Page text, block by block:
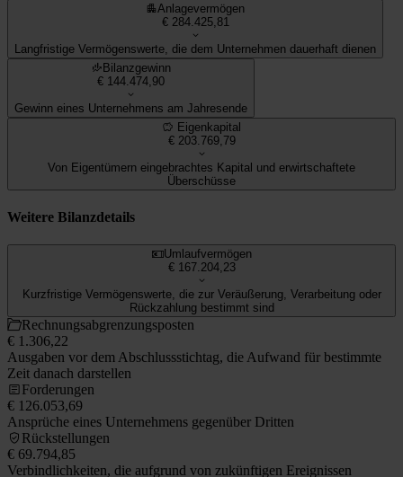
Anlagevermögen
€ 284.425,81
Langfristige Vermögenswerte, die dem Unternehmen dauerhaft dienen
Bilanzgewinn
€ 144.474,90
Gewinn eines Unternehmens am Jahresende
Eigenkapital
€ 203.769,79
Von Eigentümern eingebrachtes Kapital und erwirtschaftete
Überschüsse
Weitere Bilanzdetails
Umlaufvermögen
€ 167.204,23
Kurzfristige Vermögenswerte, die zur Veräußerung, Verarbeitung oder
Rückzahlung bestimmt sind
Rechnungsabgrenzungsposten
€ 1.306,22
Ausgaben vor dem Abschlussstichtag, die Aufwand für bestimmte
Zeit danach darstellen
Forderungen
€ 126.053,69
Ansprüche eines Unternehmens gegenüber Dritten
Rückstellungen
€ 69.794,85
Verbindlichkeiten, die aufgrund von zukünftigen Ereignissen